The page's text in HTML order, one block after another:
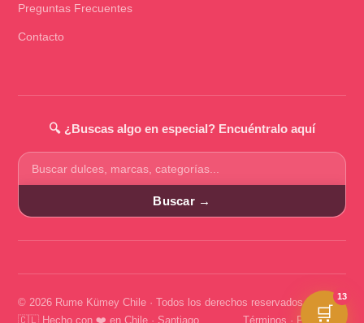
Preguntas Frecuentes
Contacto
🔍 ¿Buscas algo en especial? Encuéntralo aquí
Buscar
productos
Buscar →
© 2026 Rume Kümey Chile · Todos los derechos reservados
🇨🇱 Hecho con ❤️ en Chile · Santiago
Términos · Privacidad
🛒
13